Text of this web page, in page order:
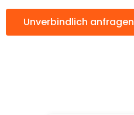
Unverbindlich anfragen